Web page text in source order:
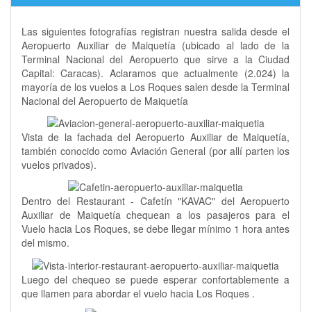
Las siguientes fotografías registran nuestra salida desde el
Aeropuerto Auxiliar de Maiquetía (ubicado al lado de la
Terminal Nacional del Aeropuerto que sirve a la Ciudad
Capital: Caracas). Aclaramos que actualmente (2.024) la
mayoría de los vuelos a Los Roques salen desde la Terminal
Nacional del Aeropuerto de Maiquetía
Vista de la fachada del Aeropuerto Auxiliar de Maiquetía,
también conocido como Aviación General (por allí parten los
vuelos privados).
Dentro del Restaurant - Cafetín "KAVAC" del Aeropuerto
Auxiliar de Maiquetía chequean a los pasajeros para el
Vuelo hacia Los Roques, se debe llegar mínimo 1 hora antes
del mismo.
Luego del chequeo se puede esperar confortablemente a
que llamen para abordar el vuelo hacia Los Roques .